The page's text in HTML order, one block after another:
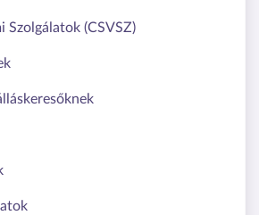
Szolgálatok (CSVSZ)